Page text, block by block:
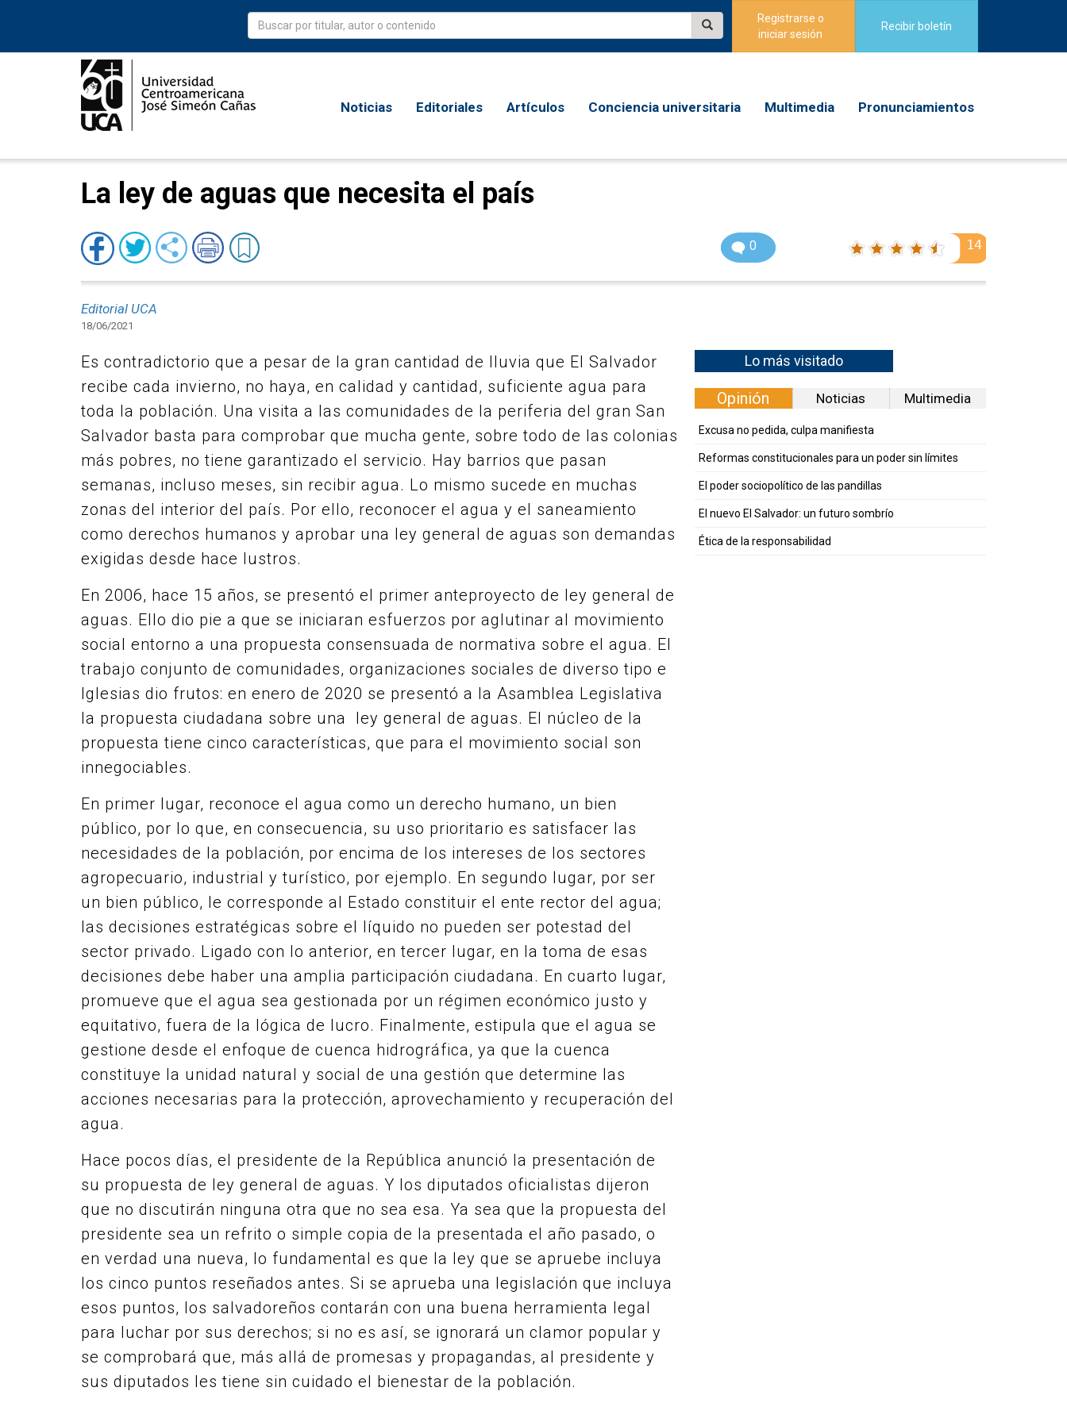
Registrarse o
iniciar sesión
Recibir boletín
Noticias Editoriales Artículos Conciencia universitaria Multimedia Pronunciamientos
La ley de aguas que necesita el país
0 14
Editorial UCA
18/06/2021
Es contradictorio que a pesar de la gran cantidad de lluvia que El Salvador
recibe cada invierno, no haya, en calidad y cantidad, suficiente agua para
toda la población. Una visita a las comunidades de la periferia del gran San
Salvador basta para comprobar que mucha gente, sobre todo de las colonias
más pobres, no tiene garantizado el servicio. Hay barrios que pasan
semanas, incluso meses, sin recibir agua. Lo mismo sucede en muchas
zonas del interior del país. Por ello, reconocer el agua y el saneamiento
como derechos humanos y aprobar una ley general de aguas son demandas
exigidas desde hace lustros.
En 2006, hace 15 años, se presentó el primer anteproyecto de ley general de
aguas. Ello dio pie a que se iniciaran esfuerzos por aglutinar al movimiento
social entorno a una propuesta consensuada de normativa sobre el agua. El
trabajo conjunto de comunidades, organizaciones sociales de diverso tipo e
Iglesias dio frutos: en enero de 2020 se presentó a la Asamblea Legislativa
la propuesta ciudadana sobre una ley general de aguas. El núcleo de la
propuesta tiene cinco características, que para el movimiento social son
innegociables.
En primer lugar, reconoce el agua como un derecho humano, un bien
público, por lo que, en consecuencia, su uso prioritario es satisfacer las
necesidades de la población, por encima de los intereses de los sectores
agropecuario, industrial y turístico, por ejemplo. En segundo lugar, por ser
un bien público, le corresponde al Estado constituir el ente rector del agua;
las decisiones estratégicas sobre el líquido no pueden ser potestad del
sector privado. Ligado con lo anterior, en tercer lugar, en la toma de esas
decisiones debe haber una amplia participación ciudadana. En cuarto lugar,
promueve que el agua sea gestionada por un régimen económico justo y
equitativo, fuera de la lógica de lucro. Finalmente, estipula que el agua se
gestione desde el enfoque de cuenca hidrográfica, ya que la cuenca
constituye la unidad natural y social de una gestión que determine las
acciones necesarias para la protección, aprovechamiento y recuperación del
agua.
Hace pocos días, el presidente de la República anunció la presentación de
su propuesta de ley general de aguas. Y los diputados oficialistas dijeron
que no discutirán ninguna otra que no sea esa. Ya sea que la propuesta del
presidente sea un refrito o simple copia de la presentada el año pasado, o
en verdad una nueva, lo fundamental es que la ley que se apruebe incluya
los cinco puntos reseñados antes. Si se aprueba una legislación que incluya
esos puntos, los salvadoreños contarán con una buena herramienta legal
para luchar por sus derechos; si no es así, se ignorará un clamor popular y
se comprobará que, más allá de promesas y propagandas, al presidente y
sus diputados les tiene sin cuidado el bienestar de la población.
Lo más visitado
Opinión Noticias Multimedia
Excusa no pedida, culpa manifiesta
Reformas constitucionales para un poder sin límites
El poder sociopolítico de las pandillas
El nuevo El Salvador: un futuro sombrío
Ética de la responsabilidad